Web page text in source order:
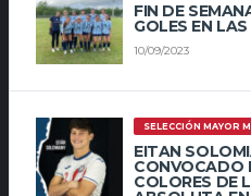
FIN DE
GOLES EN
10/09/2023
SELECCIÓN MAYOR
EITAN
CONVOCADO
COLORES DE